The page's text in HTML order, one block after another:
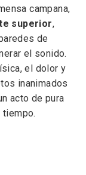
campana,
superior,
de
el sonido.
el dolor y
inanimados
acto de pura